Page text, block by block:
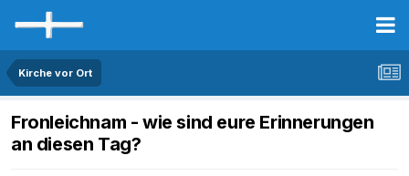
Kirche vor Ort
Fronleichnam - wie sind eure Erinnerungen
an diesen Tag?